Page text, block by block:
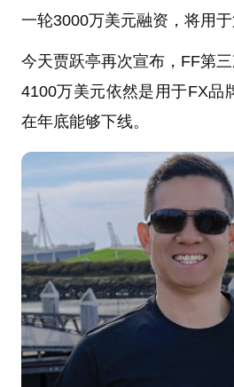
一轮3000万美元融资，将用于
今天贾跃亭再次宣布，FF第
4100万美元依然是用于FX品
在年底能够下线。